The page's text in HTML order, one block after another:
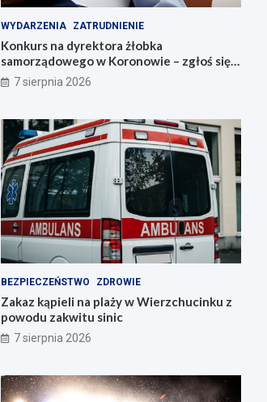
WYDARZENIA ZATRUDNIENIE
Konkurs na dyrektora żłobka
samorządowego w Koronowie – zgłoś się
już dziś!
7 sierpnia 2026
BEZPIECZEŃSTWO ZDROWIE
Zakaz kąpieli na plaży w Wierzchucinku z
powodu zakwitu sinic
7 sierpnia 2026